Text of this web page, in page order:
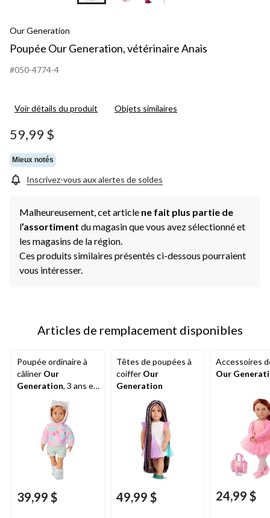
Our Generation
Poupée Our Generation, vétérinaire Anais
#050-4774-4
Voir détails du produit Objets similaires
59,99 $
Mieux notés
Inscrivez-vous aux alertes de soldes
Malheureusement, cet article ne fait plus partie de
l’assortiment du magasin que vous avez sélectionné et
les magasins de la région.
Ces produits similaires présentés ci-dessous pourraient
vous intéresser.
Articles de remplacement disponibles
Poupée ordinaire à
câliner Our
Generation, 3 ans et
plus, 18 po
39,99 $
Têtes de poupées à
coiffer Our
Generation
49,99 $
Accessoires
Our
24,99 $